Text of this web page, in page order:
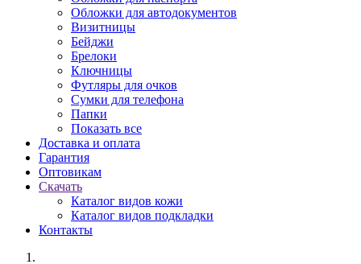
Обложки для автодокументов
Визитницы
Бейджи
Брелоки
Ключницы
Футляры для очков
Сумки для телефона
Папки
Показать все
Доставка и оплата
Гарантия
Оптовикам
Скачать
Каталог видов кожи
Каталог видов подкладки
Контакты